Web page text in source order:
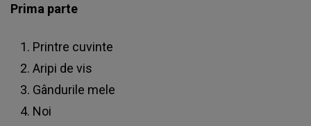
Prima parte
Printre cuvinte
Aripi de vis
Gândurile mele
Noi